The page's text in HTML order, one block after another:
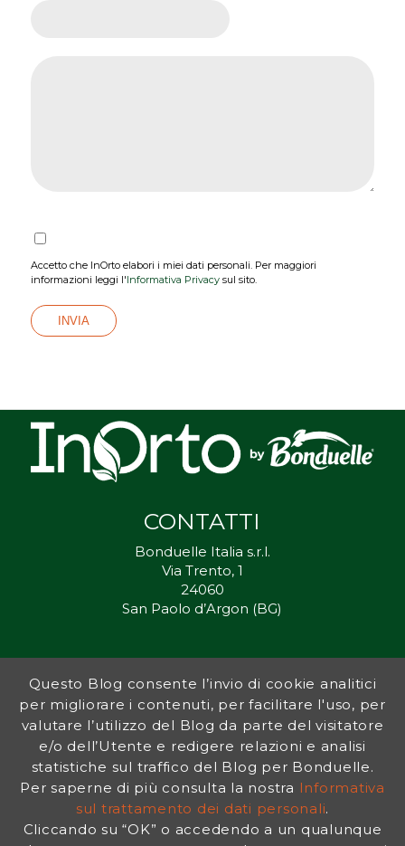
Accetto che InOrto elabori i miei dati personali. Per maggiori
informazioni leggi l'Informativa Privacysul sito.
CONTATTI
Bonduelle Italia s.r.l.
Via Trento, 1
24060
San Paolo d’Argon (BG)
Inorto.org è dal 2011 il punto di riferimento per gli ortisti italiani, e
fornisce preziosi consigli sia ai più esperti che a nuovi interessati.
L’obiettivo di Bonduelle è ispirare la transizione verso una dieta a
base vegetale per contribuire al benessere delle persone e del
pianeta. In questo contesto si inserisce InOrto, simbolo dell’amore
per la terra e del rispetto dell’ambiente.
INFORMATIVA PRIVACY|NOTE LEGALI
Questo Blog consente l’invio di cookie analitici
per migliorare i contenuti, per facilitare l'uso, per
valutare l’utilizzo del Blog da parte del visitatore
e/o dell’Utente e redigere relazioni e analisi
statistiche sul traffico del Blog per Bonduelle.
Per saperne di più consulta la nostra Informativa
sul trattamento dei dati personali.
Cliccando su “OK” o accedendo a un qualunque